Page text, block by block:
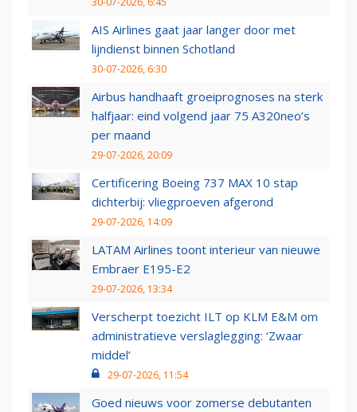
AIS Airlines gaat jaar langer door met
lijndienst binnen Schotland
30-07-2026, 6:30
Airbus handhaaft groeiprognoses na sterk
halfjaar: eind volgend jaar 75 A320neo’s
per maand
29-07-2026, 20:09
Certificering Boeing 737 MAX 10 stap
dichterbij: vliegproeven afgerond
29-07-2026, 14:09
LATAM Airlines toont interieur van nieuwe
Embraer E195-E2
29-07-2026, 13:34
Verscherpt toezicht ILT op KLM E&M om
administratieve verslaglegging: ‘Zwaar
middel’
29-07-2026, 11:54
Goed nieuws voor zomerse debutanten